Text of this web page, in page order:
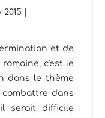
2015
et de
c'est le
dans le thème
dans
serait difficile